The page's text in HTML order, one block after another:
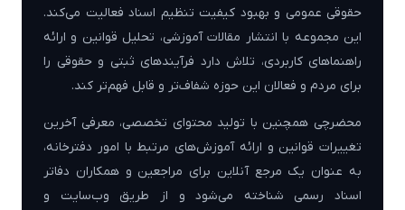
حقوقی عمومی و بهبود کیفیت تنظیم اسناد فعالیت می‌کند.
این مجموعه با انتشار مقالات آموزشی، تحلیل قوانین و ارائه
راهنماهای کاربردی، تلاش دارد فرآیندهای ثبتی و حقوقی را
برای مردم و فعالان این حوزه شفاف‌تر و قابل فهم‌تر کند.
محضرچی همچنین با تولید محتوای تخصصی، معرفی آخرین
تغییرات قوانین و ارائه آموزش‌های مرتبط با امور دفترخانه،
به عنوان یک مرجع آنلاین برای مراجعین و همکاران دفاتر
اسناد رسمی شناخته می‌شود و از طریق وب‌سایت و